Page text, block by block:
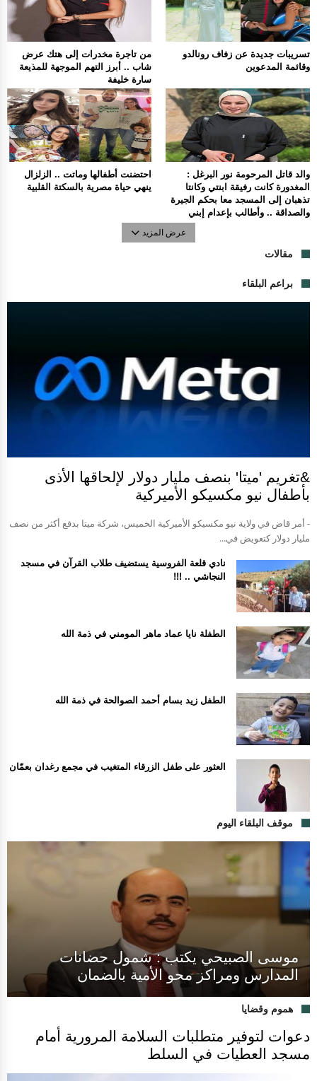
من تاجرة مخدرات إلى هتك عرض
شاب .. أبرز التهم الموجهة للمذيعة
سارة خليفة
تسريبات جديدة عن زفاف رونالدو
وقائمة المدعوين
احتضنت أطفالها وماتت .. الزلزال
ينهي حياة مصرية بالسكتة القلبية
والد قاتل المرحومة نور البرغل :
المغدورة كانت رفيقة ابنتي وكانتا
تذهبان إلى المسجد معا بحكم الجيرة
والصداقة .. وأطالب بإعدام إبني
عرض المزيد
مقالات
براعم البلقاء
&تغريم 'ميتا' بنصف مليار دولار لإلحاقها الأذى
بأطفال نيو مكسيكو الأميركية
- أمر قاض في ولاية نيو مكسيكو الأميركية الخميس، شركة ميتا بدفع أكثر من نصف
مليار دولار كتعويض في...
نادي قلعة الفروسية يستضيف طلاب القرآن في مسجد
النجاشي .. !!!
الطفلة نايا عماد ماهر المومني في ذمة الله
الطفل زيد بسام أحمد الصوالحة في ذمة الله
العثور على طفل الزرقاء المتغيب في مجمع رغدان بعمّان
موقف البلقاء اليوم
موسى الصبيحي يكتب : شمول حضانات
المدارس ومراكز محو الأمية بالضمان
هموم وقضايا
دعوات لتوفير متطلبات السلامة المرورية أمام
مسجد العطيات في السلط